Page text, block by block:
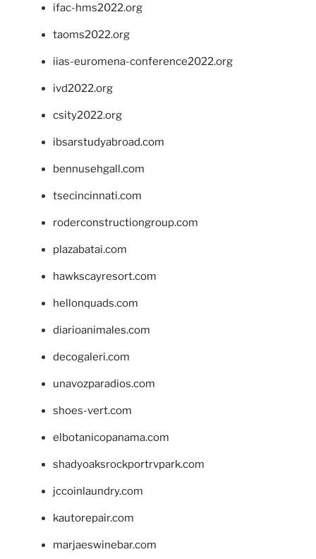
ifac-hms2022.org
taoms2022.org
iias-euromena-conference2022.org
ivd2022.org
csity2022.org
ibsarstudyabroad.com
bennusehgall.com
tsecincinnati.com
roderconstructiongroup.com
plazabatai.com
hawkscayresort.com
hellonquads.com
diarioanimales.com
decogaleri.com
unavozparadios.com
shoes-vert.com
elbotanicopanama.com
shadyoaksrockportrvpark.com
jccoinlaundry.com
kautorepair.com
marjaeswinebar.com